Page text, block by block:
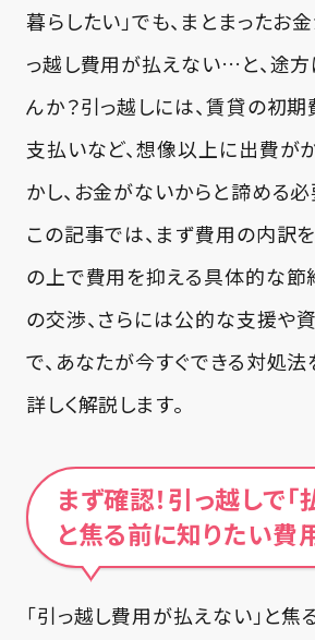
暮らしたい」でも、まとまったお
っ越し費用が払えない…と、途
んか？引っ越しには、賃貸の初
支払いなど、想像以上に出費が
かし、お金がないからと諦める必
この記事では、まず費用の内訳を
の上で費用を抑える具体的な節
の交渉、さらには公的な支援や
で、あなたが今すぐできる対処法
詳しく解説します。
まず確認！引っ越しで「
と焦る前に知りたい費
「引っ越し費用が払えない」と焦